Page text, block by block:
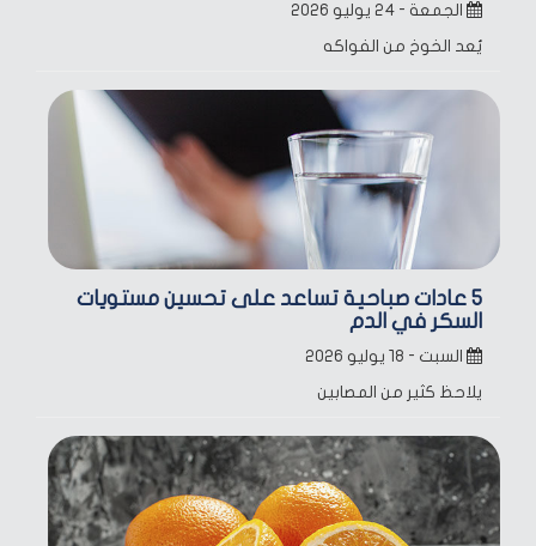
الجمعة - ٢٤ يوليو ٢٠٢٦
يُعد الخوخ من الفواكه
5 عادات صباحية تساعد على تحسين مستويات
السكر في الدم
السبت - ١٨ يوليو ٢٠٢٦
يلاحظ كثير من المصابين